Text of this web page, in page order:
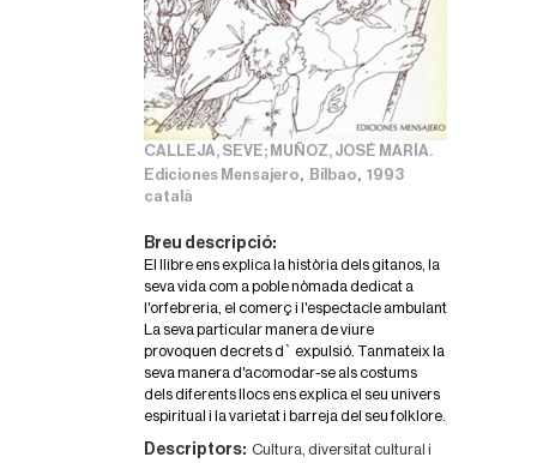
CALLEJA, SEVE; MUÑOZ, JOSÉ MARÍA.
Ediciones Mensajero, Bilbao, 1993
català
Breu descripció:
El llibre ens explica la història dels gitanos, la
seva vida com a poble nòmada dedicat a
l'orfebreria, el comerç i l'espectacle ambulant
La seva particular manera de viure
provoquen decrets d` expulsió. Tanmateix la
seva manera d'acomodar-se als costums
dels diferents llocs ens explica el seu univers
espiritual i la varietat i barreja del seu folklore.
Descriptors: Cultura, diversitat cultural i